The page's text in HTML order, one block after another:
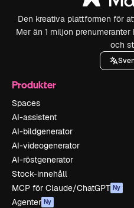
Den kreativa plattformen för
Mer än 1 miljon
och
Produkter
Spaces
AI-assistent
AI-bildgenerator
AI-videogenerator
AI-röstgenerator
Stock-innehåll
MCP för Claude/ChatGPT Ny
Agenter Ny